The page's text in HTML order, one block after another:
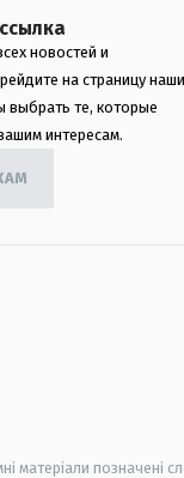
новостей и
на страницу
выбрать те, которые
интересам.
матеріали позначені